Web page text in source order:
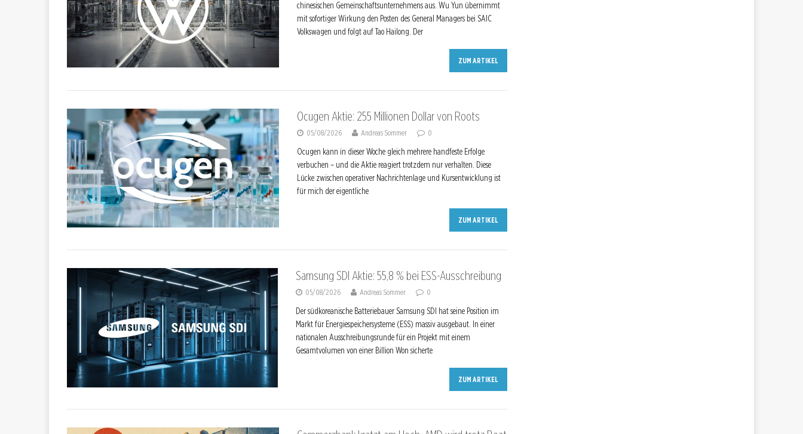
chinesischen Gemeinschaftsunternehmens aus. Wu Yun übernimmt
mit sofortiger Wirkung den Posten des General Managers bei SAIC
Volkswagen und folgt auf Tao Hailong. Der
ZUM ARTIKEL
Ocugen Aktie: 255 Millionen Dollar von Roots
05/08/2026 Andreas Sommer 0
Ocugen kann in dieser Woche gleich mehrere handfeste Erfolge
verbuchen – und die Aktie reagiert trotzdem nur verhalten. Diese
Lücke zwischen operativer Nachrichtenlage und Kursentwicklung ist
für mich der eigentliche
ZUM ARTIKEL
Samsung SDI Aktie: 55,8 % bei ESS-Ausschreibung
05/08/2026 Andreas Sommer 0
Der südkoreanische Batteriebauer Samsung SDI hat seine Position im
Markt für Energiespeichersysteme (ESS) massiv ausgebaut. In einer
nationalen Ausschreibungsrunde für ein Projekt mit einem
Gesamtvolumen von einer Billion Won sicherte
ZUM ARTIKEL